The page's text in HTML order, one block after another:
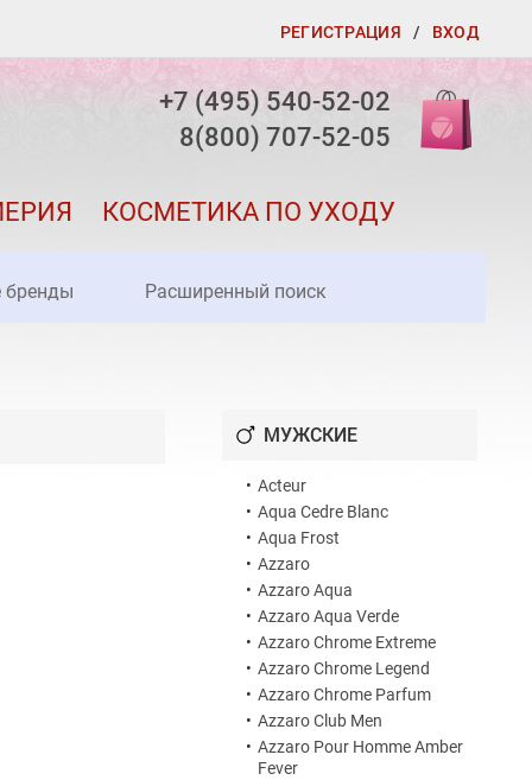
РЕГИСТРАЦИЯ / ВХОД
+7 (495) 540-52-02
8(800) 707-52-05
КОСМЕТИКА ПО УХОДУ
бренды Расширенный поиск
МУЖСКИЕ
• Acteur
• Aqua Cedre Blanc
• Aqua Frost
• Azzaro
• Azzaro Aqua
• Azzaro Aqua Verde
• Azzaro Chrome Extreme
• Azzaro Chrome Legend
• Azzaro Chrome Parfum
• Azzaro Club Men
• Azzaro Pour Homme Amber
Fever